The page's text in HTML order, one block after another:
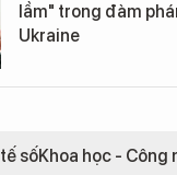
lầm" trong đàm
Ukraine
sốKhoa học - Công